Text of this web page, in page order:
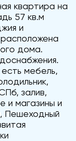
квартира на
57 кв.м
и
дома.
мебель,
залив,
и магазины и
Пешеходный